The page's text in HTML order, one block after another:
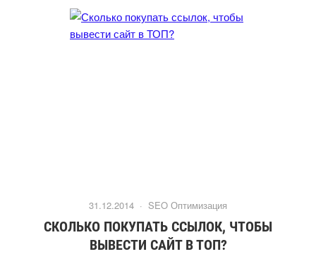
31.12.2014 · SEO Оптимизация
СКОЛЬКО ПОКУПАТЬ ССЫЛОК, ЧТОБЫ
ЫВЕСТИ САЙТ В ТОП?